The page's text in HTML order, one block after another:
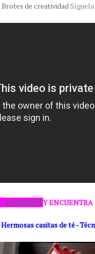
Brotes de creatividad
:FACEBOOKY
Hermosas casitas de té -